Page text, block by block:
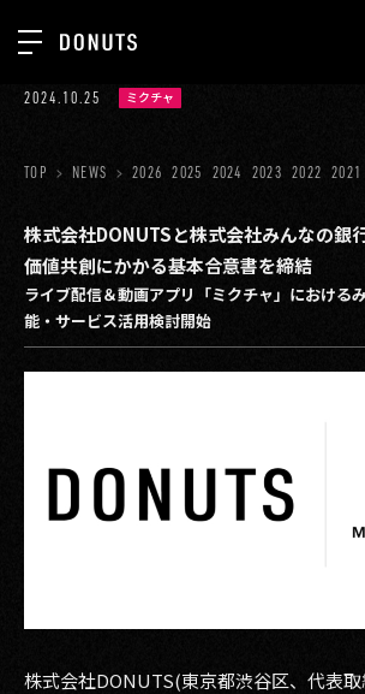
ジョブカン
ゲーム
ミクチャ
医療(CLIUS)
出版メディア
イベント
タテドラ
TOP
ABOUT
SERVICES
GROUP
RECRUIT
CONTACT
2024.10.25 ミクチャ
TOP NEWS 2026 2025 2024 2023 2022 2021
株式会社DONUTSと株式会社みんなの銀
価値共創にかかる基本合意書を締結
ライブ配信＆動画アプリ「ミクチャ」における
能・サービス活用検討開始
株式会社DONUTS(東京都渋谷区、代表